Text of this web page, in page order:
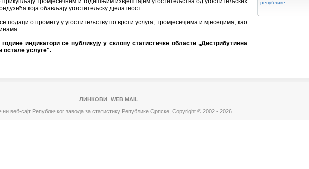
која обављају угоститељску дјелатност.
се подаци о промету у угоститељству по врсти услуга, тромјесечјима и мјесецима, као
индикатори се публикују у склопу статистичке области „Дистрибутивна
остале услуге".
републике
ЛИНКОВИ
WEB MAIL
веб-сајт Републичког завода за статистику Републике Српске, Copyright © 2002 - 2026.